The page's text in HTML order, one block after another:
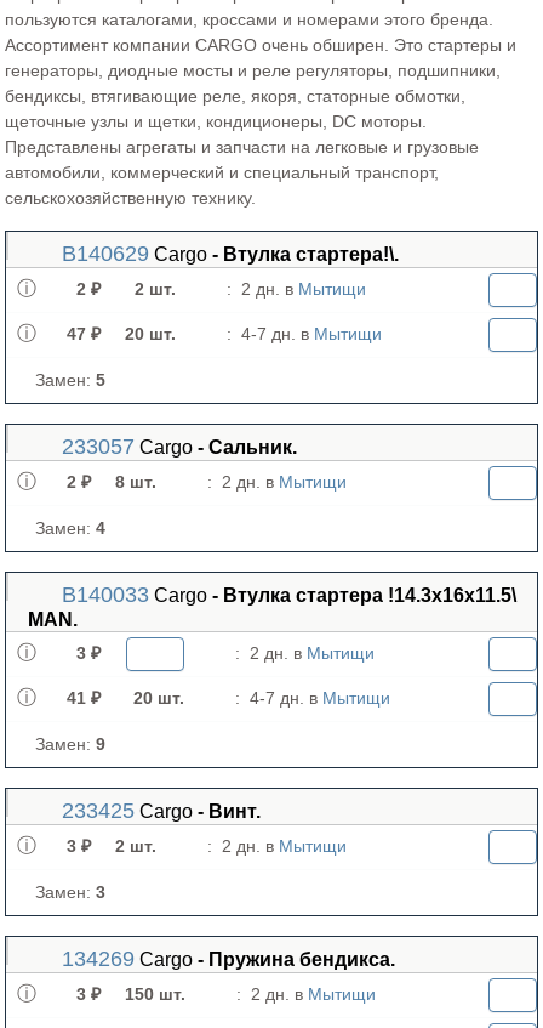
пользуются каталогами, кроссами и номерами этого бренда.
Ассортимент компании CARGO очень обширен. Это стартеры и
генераторы, диодные мосты и реле регуляторы, подшипники,
бендиксы, втягивающие реле, якоря, статорные обмотки,
щеточные узлы и щетки, кондиционеры, DC моторы.
Представлены агрегаты и запчасти на легковые и грузовые
автомобили, коммерческий и специальный транспорт,
сельскохозяйственную технику.
B140629 Cargo - Втулка стартера!\.
2 ₽ 2 шт. : 2 дн. в Мытищи
47 ₽ 20 шт. : 4-7 дн. в Мытищи
Замен: 5
233057 Cargo - Сальник.
2 ₽ 8 шт. : 2 дн. в Мытищи
Замен: 4
B140033 Cargo - Втулка стартера !14.3x16x11.5\
MAN.
3 ₽ : 2 дн. в Мытищи
41 ₽ 20 шт. : 4-7 дн. в Мытищи
Замен: 9
233425 Cargo - Винт.
3 ₽ 2 шт. : 2 дн. в Мытищи
Замен: 3
134269 Cargo - Пружина бендикса.
3 ₽ 150 шт. : 2 дн. в Мытищи